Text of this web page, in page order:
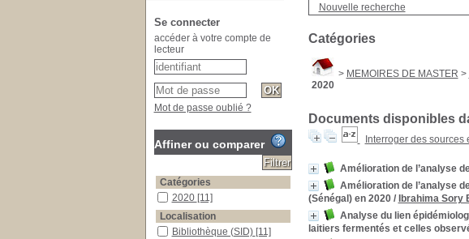
Nouvelle recherche
Catégories
> MEMOIRES DE MASTER >
2020
Documents disponibles
Interroger des sources
Amélioration de l’analyse
Amélioration de l’analyse
(Sénégal) en 2020/ Ibrahima Sory
Analyse du lien
laitiers fermentés et celles
Se connecter
accéder à votre compte de
lecteur
Mot de passe oublié ?
Affiner ou comparer
Catégories
2020 [11]
Localisation
Bibliothèque (SID) [11]